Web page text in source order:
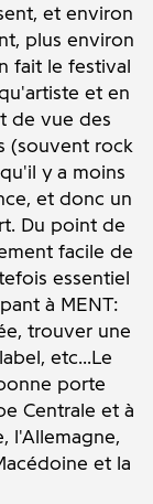
et environ
plus environ
fait le festival
et en
de vue des
(souvent rock
y a moins
et donc un
Du point de
facile de
essentiel
à MENT:
trouver une
etc...Le
porte
Centrale et à
l'Allemagne,
et la